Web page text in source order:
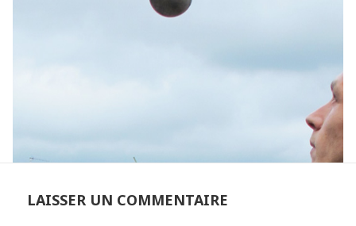
LAISSER UN COMMENTAIRE